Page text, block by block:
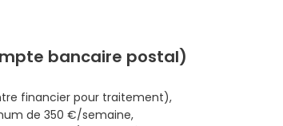
bancaire postal)
financier pour traitement),
de 350 €/semaine,